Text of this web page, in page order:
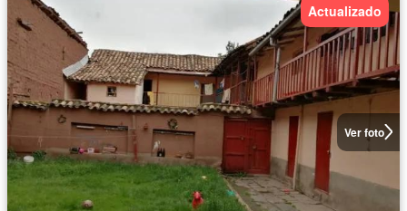
Ver foto
Actualizado